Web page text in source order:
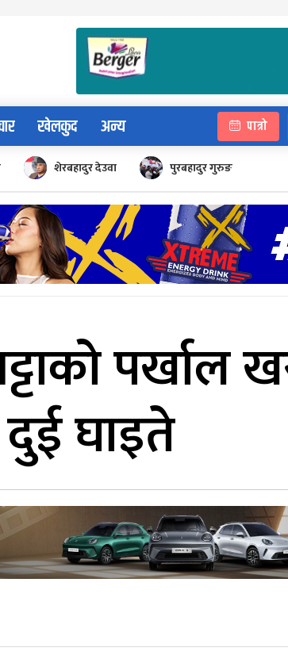
खेलकुद अन्य पात्रो
शेरबहादुर देउवा पुरबहादुर गुरुङ
घाइते